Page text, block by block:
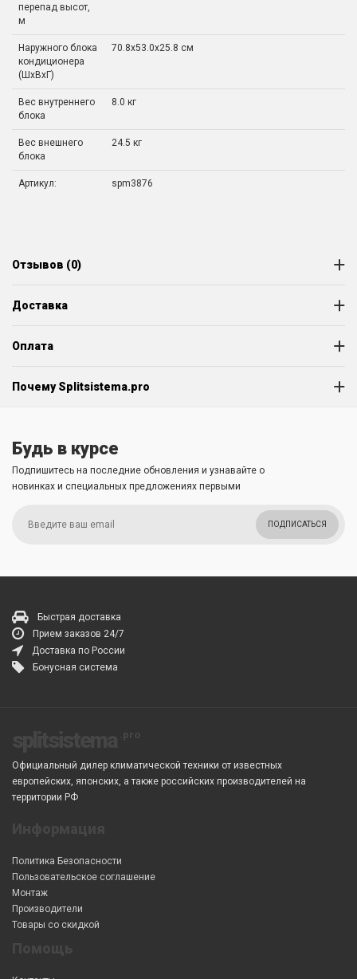
перепад высот,
м
Наружного блока
кондиционера
(ШxВxГ)
70.8x53.0x25.8 см
Вес внутреннего
блока
8.0 кг
Вес внешнего
блока
24.5 кг
Артикул: spm3876
Отзывов (0)
Доставка
Оплата
Почему Splitsistema.pro
Будь в курсе
Подпишитесь на последние обновления и узнавайте о
новинках и специальных предложениях первыми
ПОДПИСАТЬСЯ
Быстрая доставка
Прием заказов 24/7
Доставка по России
Бонусная система
Официальный дилер климатической техники от известных
европейских, японских, а также российских производителей на
территории РФ
Политика Безопасности
Пользовательское соглашение
Монтаж
Производители
Товары со скидкой